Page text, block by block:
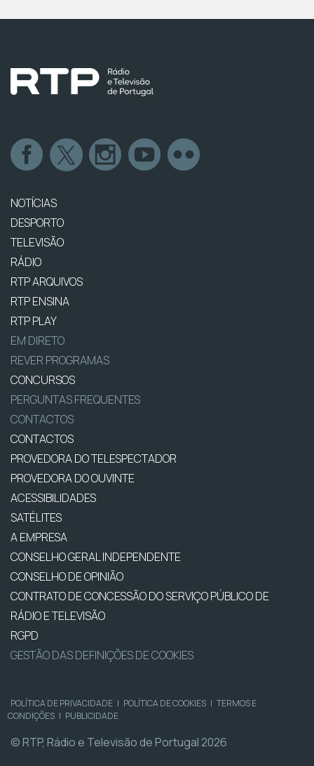
NOTÍCIAS
DESPORTO
TELEVISÃO
RÁDIO
RTP ARQUIVOS
RTP ENSINA
RTP PLAY
EM DIRETO
REVER PROGRAMAS
CONCURSOS
PERGUNTAS FREQUENTES
CONTACTOS
CONTACTOS
PROVEDORA DO TELESPECTADOR
PROVEDORA DO OUVINTE
ACESSIBILIDADES
SATÉLITES
A EMPRESA
CONSELHO GERAL INDEPENDENTE
CONSELHO DE OPINIÃO
CONTRATO DE CONCESSÃO DO SERVIÇO PÚBLICO DE
RÁDIO E TELEVISÃO
RGPD
GESTÃO DAS DEFINIÇÕES DE COOKIES
POLÍTICA DE PRIVACIDADE | POLÍTICA DE COOKIES | TERMOS E
CONDIÇÕES | PUBLICIDADE
© RTP, Rádio e Televisão de Portugal 2026